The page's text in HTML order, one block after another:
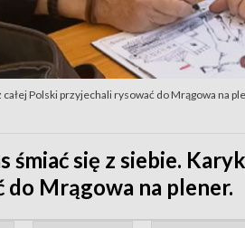
Polski przyjechali rysować do Mrągowa na
śmiać się z siebie.
do Mrągowa na plener.